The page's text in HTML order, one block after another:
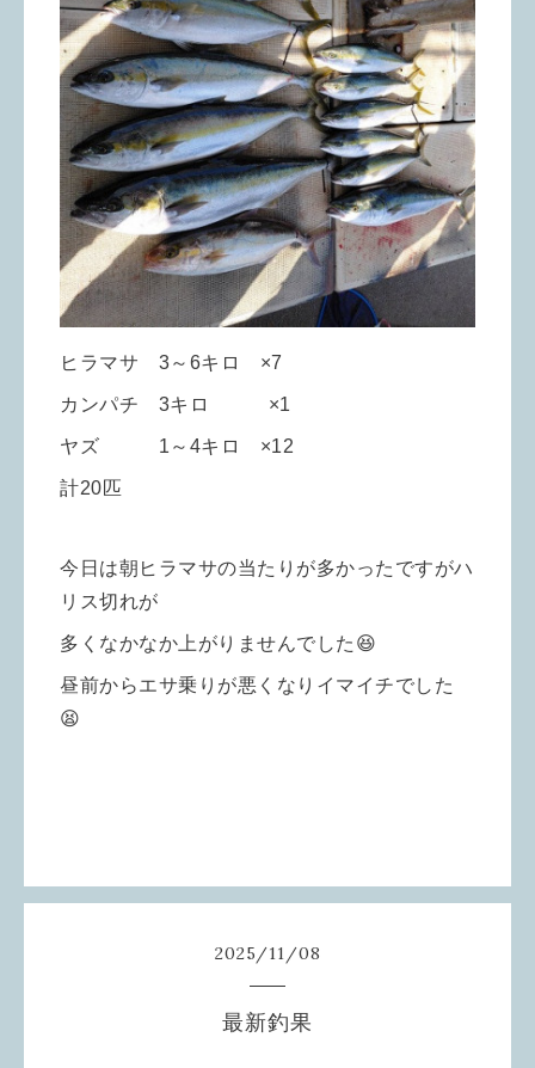
ヒラマサ 3～6キロ ×7
カンパチ 3キロ ×1
ヤズ 1～4キロ ×12
計20匹
今日は朝ヒラマサの当たりが多かったですがハ
リス切れが
多くなかなか上がりませんでした😆
昼前からエサ乗りが悪くなりイマイチでした
😫
2025/11/08
最新釣果